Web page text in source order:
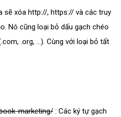
sẽ xóa http://, https:// và các truy
Nó cũng loại bỏ dấu gạch chéo
.org, …). Cùng với loại bỏ tất
marketing/ : Các ký tự gạch